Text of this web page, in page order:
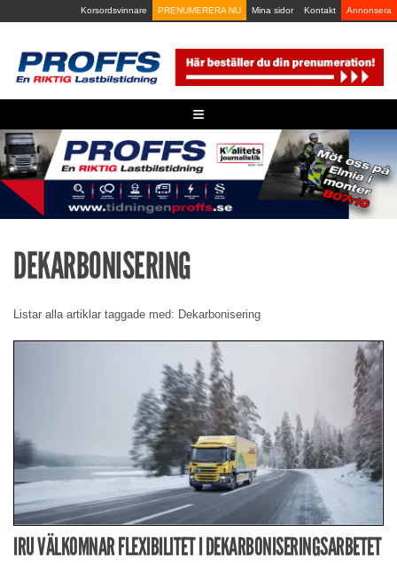
to
Korsordsvinnare PRENUMERERA NU Mina sidor Kontakt Annonsera
≡
DEKARBONISERING
Listar alla artiklar taggade med: Dekarbonisering
IRU VÄLKOMNAR FLEXIBILITET I DEKARBONISERINGSARBETET